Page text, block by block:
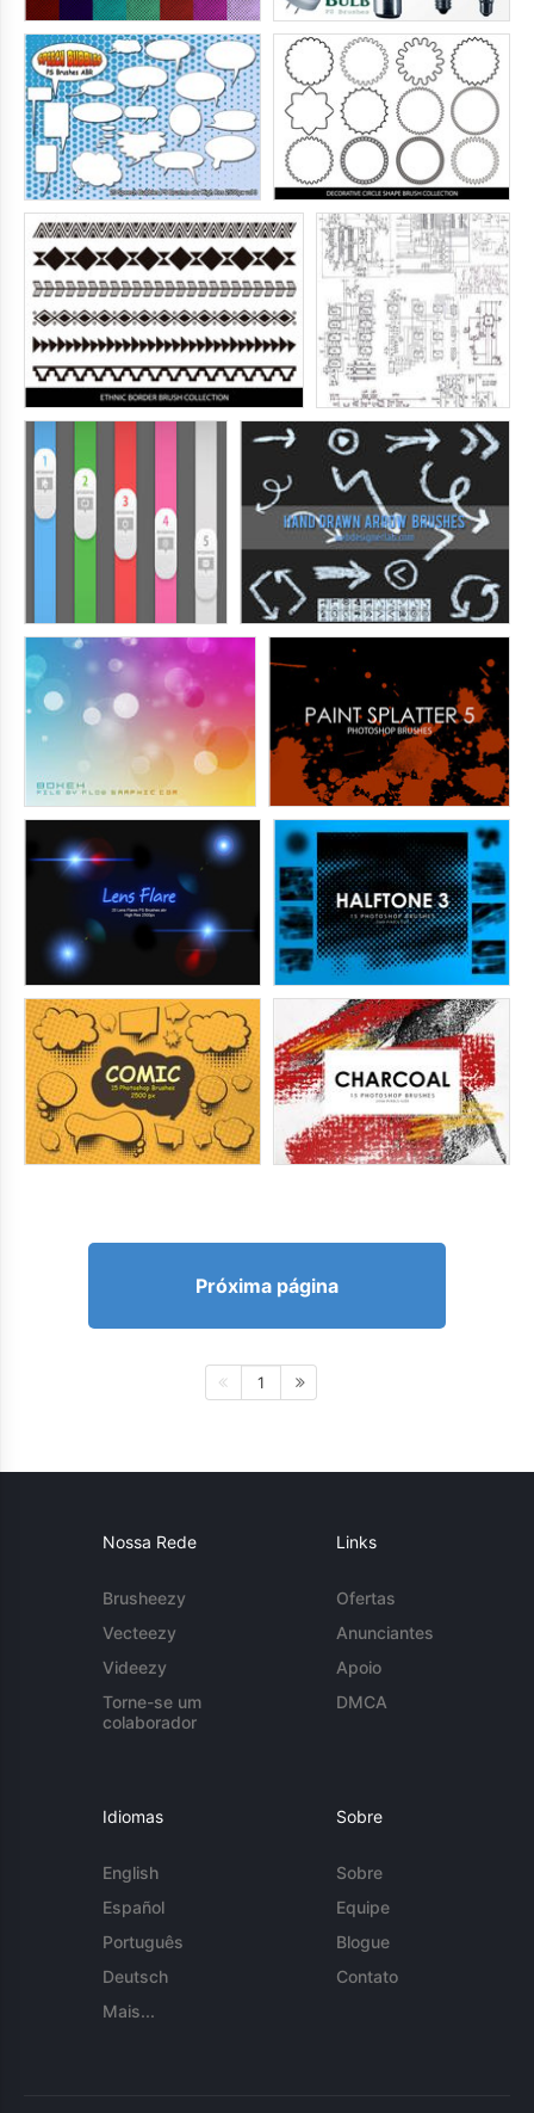
Próxima página
1
Nossa Rede
Brusheezy
Vecteezy
Videezy
Torne-se um
colaborador
Links
Ofertas
Anunciantes
Apoio
DMCA
Idiomas
English
Español
Português
Deutsch
Mais...
Sobre
Sobre
Equipe
Blogue
Contato